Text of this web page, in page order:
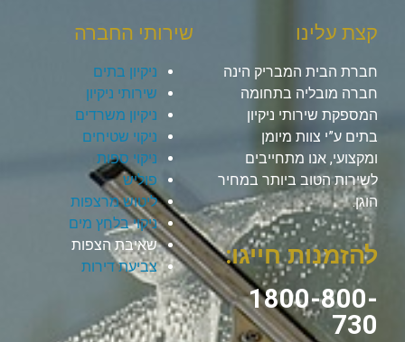
קצת עלינו
חברת הבית המבריק הינה
חברה מובליה בתחומה
המספקת שירותי ניקיון
בתים ע”י צוות מיומן
ומקצועי, אנו מתחייבים
לשירות הטוב ביותר במחיר
הוגן.
להזמנות חייגו:
1800-800-
730
שירותי החברה
ניקיון בתים
שירותי ניקיון
ניקיון משרדים
ניקוי שטיחים
ניקוי ספות
פוליש
ליטוש מרצפות
ניקוי בלחץ מים
שאיבת הצפות
צביעת דירות